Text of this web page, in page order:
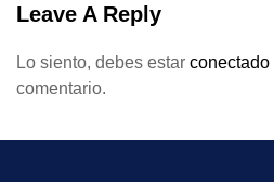
Leave A Reply
Lo siento, debes estar conectado
comentario.